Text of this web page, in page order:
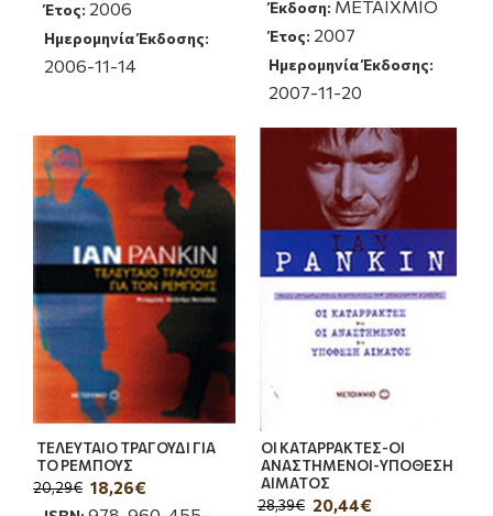
Έτος: 2006
Ημερομηνία Έκδοσης:
2006-11-14
Έκδοση: ΜΕΤΑΙΧΜΙΟ
Έτος: 2007
Ημερομηνία Έκδοσης:
2007-11-20
ΤΕΛΕΥΤΑΙΟ ΤΡΑΓΟΥΔΙ ΓΙΑ
ΤΟ ΡΕΜΠΟΥΣ
18,26€
20,29€
ΟΙ ΚΑΤΑΡΡΑΚΤΕΣ-ΟΙ
ΑΝΑΣΤΗΜΕΝΟΙ-ΥΠΟΘΕΣΗ
ΑΙΜΑΤΟΣ
20,44€
28,39€